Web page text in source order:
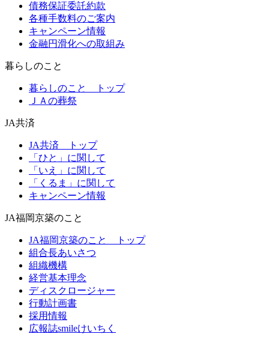
債務保証委託約款
各種手数料のご案内
キャンペーン情報
金融円滑化への取組み
暮らしのこと
暮らしのこと トップ
ＪＡの葬祭
JA共済
JA共済 トップ
「ひと」に関して
「いえ」に関して
「くるま」に関して
キャンペーン情報
JA福岡京築のこと
JA福岡京築のこと トップ
組合長あいさつ
組織機構
経営基本理念
ディスクロージャー
行動計画書
採用情報
広報誌smileけいちく